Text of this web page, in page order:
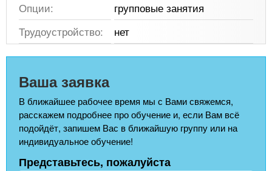
Опции:
групповые занятия
Трудоустройство:
нет
Ваша заявка
В ближайшее рабочее время мы с Вами свяжемся,
расскажем подробнее про обучение и, если Вам всё
подойдёт, запишем Вас в ближайшую группу или на
индивидуальное обучение!
Представьтесь, пожалуйста